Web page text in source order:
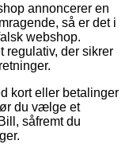
annoncerer en
så er det i
webshop.
regulativ, der sikrer
kort eller betalinger
du vælge et
såfremt du